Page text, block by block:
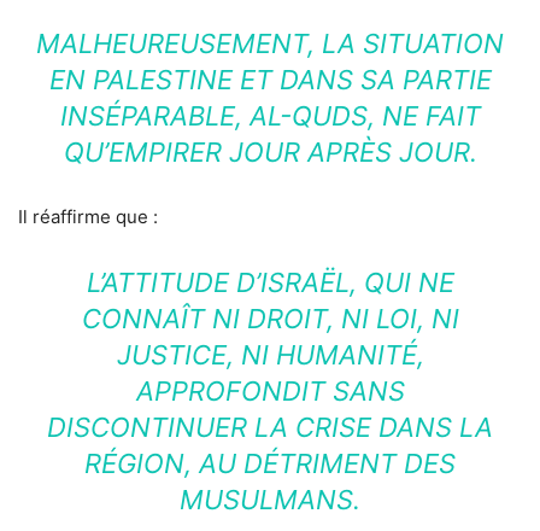
MALHEUREUSEMENT, LA SITUATION
EN PALESTINE ET DANS SA PARTIE
INSÉPARABLE, AL-QUDS, NE FAIT
QU’EMPIRER JOUR APRÈS JOUR.
Il réaffirme que :
L’ATTITUDE D’ISRAËL, QUI NE
CONNAÎT NI DROIT, NI LOI, NI
JUSTICE, NI HUMANITÉ,
APPROFONDIT SANS
DISCONTINUER LA CRISE DANS LA
RÉGION, AU DÉTRIMENT DES
MUSULMANS.